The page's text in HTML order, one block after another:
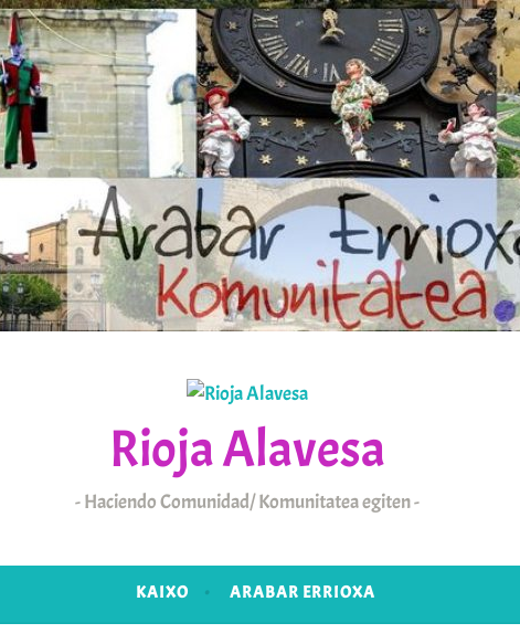
Rioja Alavesa
Haciendo Comunidad/ Komunitatea egiten
KAIXO ARABAR ERRIOXA